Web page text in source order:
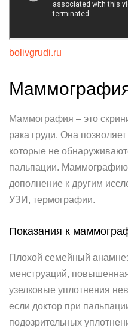
bolivgrudi.ru
Маммография
Маммография – это
рака груди. Она
которые не
пальпации.
дополнение к другим
УЗИ, термографии.
Показания к
Плохой семейный
менструаций,
узелковые уплотнения
если доктор при
подозрительных